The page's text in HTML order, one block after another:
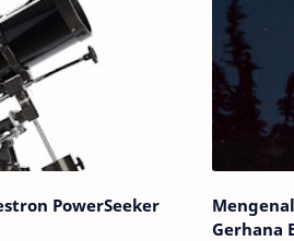
PowerSeeker
Gerhana